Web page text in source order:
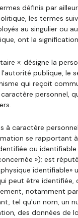
définis par
les termes
au singulier ou
ont la
»: désigne la
publique, le
qui reçoit
personnel,
à caractère
se rapportant
ou identifiable
»); est
identifiable»
peut être identifiée,
notamment
tel qu'un nom, un
des données de